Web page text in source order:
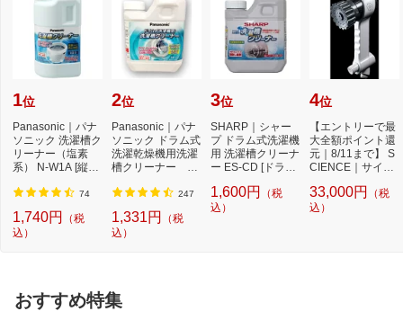
1位
Panasonic｜パナ
ソニック 洗濯槽ク
リーナー（塩素
系） N-W1A [縦型
系...
74
1,740円
（税
込）
2位
Panasonic｜パナ
ソニック ドラム式
洗濯乾燥機用洗濯
槽クリーナー N-
濯...
247
1,331円
（税
込）
3位
SHARP｜シャー
プ ドラム式洗濯機
用 洗濯槽クリーナ
ー ES-CD [ドラム
1,600円
（税
込）
4位
【エントリーで最
大全額ポイント還
元｜8/11まで】 S
CIENCE｜サイエ
ッ...
33,000円
（税
込）
おすすめ特集